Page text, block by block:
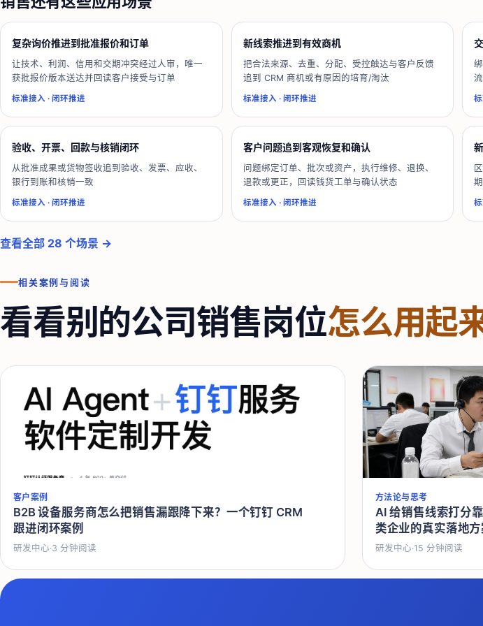
复杂询价推进到批准报价和订单
让技术、利润、信用和交期冲突经过人审，唯一
获批报价版本送达并回读客户接受与订单
标准接入 · 闭环推进
新线索推进到有效商机
把合法来源、去重、分配、受控触达与客户反馈
追到 CRM 商机或有原因的培育/淘汰
标准接入 · 闭环推进
验收、开票、回款与核销闭环
从批准成果或货物签收追到验收、发票、应收、
银行到账和核销一致
标准接入 · 闭环推进
客户问题追到客观恢复和确认
问题绑定订单、批次或资产，执行维修、退换、
退款或更正，回读钱货工单与确认状态
标准接入 · 闭环推进
查看全部 28 个场景 →
相关案例与阅读
看看别的公司销售岗位怎么用起
客户案例
B2B 设备服务商怎么把销售漏跟降下来？一个钉钉 CRM
跟进闭环案例
研发中心·3 分钟阅读
方法论与思考
AI 给销售线索打分
类企业的真实落地方
研发中心·15 分钟阅读